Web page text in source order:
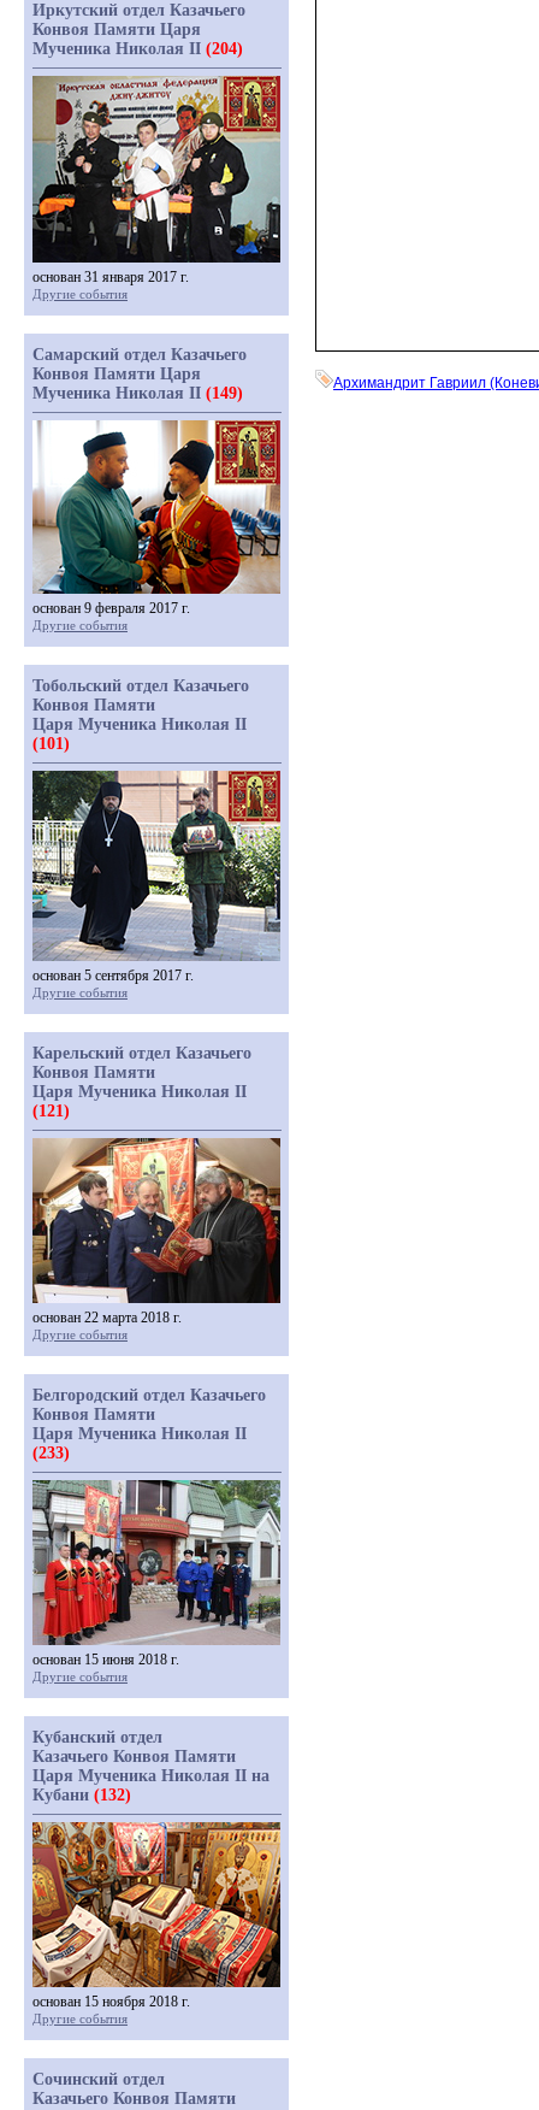
Архимандрит Гавриил
Иркутский отдел Казачьего
Конвоя Памяти Царя
Мученика Николая II (204)
основан 31 января 2017 г.
Другие события
Самарский отдел Казачьего
Конвоя Памяти Царя
Мученика Николая II (149)
основан 9 февраля 2017 г.
Другие события
Тобольский отдел Казачьего
Конвоя Памяти
Царя Мученика Николая II
(101)
основан 5 сентября 2017 г.
Другие события
Карельский отдел Казачьего
Конвоя Памяти
Царя Мученика Николая II
(121)
основан 22 марта 2018 г.
Другие события
Белгородский отдел Казачьего
Конвоя Памяти
Царя Мученика Николая II
(233)
основан 15 июня 2018 г.
Другие события
Кубанский отдел
Казачьего Конвоя Памяти
Царя Мученика Николая II на
Кубани (132)
основан 15 ноября 2018 г.
Другие события
Сочинский отдел
Казачьего Конвоя Памяти